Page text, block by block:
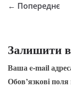
← Попереднє
Залишити
Ваша e-mail
Обов’язкові поля